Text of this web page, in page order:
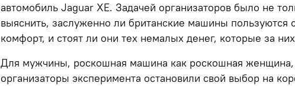
автомобиль Jaguar XE. Задачей организаторов было не
выяснить, заслуженно ли британские машины
комфорт, и стоят ли они тех немалых денег, которые за
Для мужчины, роскошная машина как роскошная женщина,
организаторы эксперимента остановили свой выбор на